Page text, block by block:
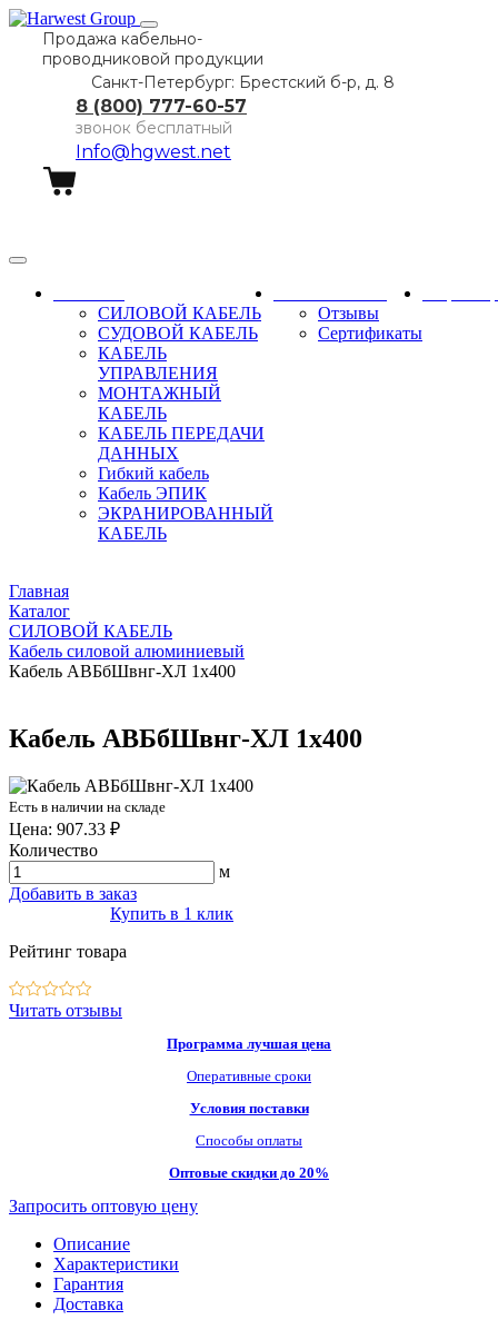
Продажа кабельно-
проводниковой продукции
Санкт-Петербург: Брестский б-р, д. 8
8 (800) 777-60-57
звонок бесплатный
Info@hgwest.net
СИЛОВОЙ КАБЕЛЬ
СУДОВОЙ КАБЕЛЬ
КАБЕЛЬ
УПРАВЛЕНИЯ
МОНТАЖНЫЙ
КАБЕЛЬ
КАБЕЛЬ ПЕРЕДАЧИ
ДАННЫХ
Гибкий кабель
Кабель ЭПИК
ЭКРАНИРОВАННЫЙ
КАБЕЛЬ
Отзывы
Сертификаты
Главная
Каталог
СИЛОВОЙ КАБЕЛЬ
Кабель силовой алюминиевый
Кабель АВБбШвнг-ХЛ 1х400
Кабель АВБбШвнг-ХЛ 1х400
Есть в наличии на складе
Цена: 907.33 ₽
Количество
м
Добавить в заказ
Купить в 1 клик
Рейтинг товара
Читать отзывы
Программа лучшая цена
Оперативные сроки
Условия поставки
Способы оплаты
Оптовые скидки до 20%
Запросить оптовую цену
Описание
Характеристики
Гарантия
Доставка